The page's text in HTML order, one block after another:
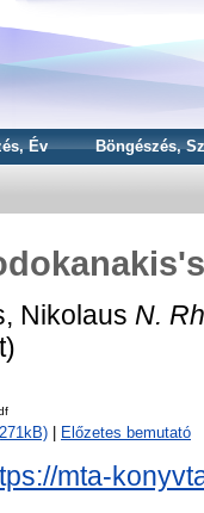
Év Böngészés,
Nikolaus N.
Előzetes bemutató
mta-